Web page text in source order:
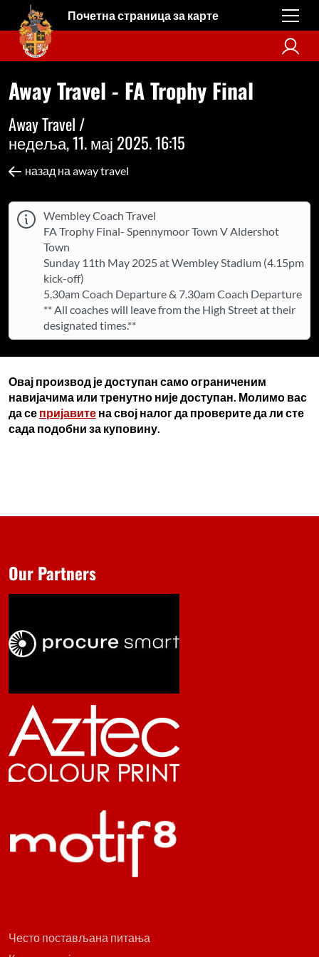
Почетна страница за карте
Away Travel - FA Trophy Final
Away Travel /
недеља, 11. мај 2025. 16:15
назад на away travel
Wembley Coach Travel
FA Trophy Final- Spennymoor Town V Aldershot
Town
Sunday 11th May 2025 at Wembley Stadium (4.15pm
kick-off)
5.30am Coach Departure & 7.30am Coach Departure
** All coaches will leave from the High Street at their
designated times.**
Овај производ је доступан само ограниченим
навијачима или тренутно није доступан. Молимо вас
да се пријавите на свој налог да проверите да ли сте
сада подобни за куповину.
Често постављана питања
Our Partners